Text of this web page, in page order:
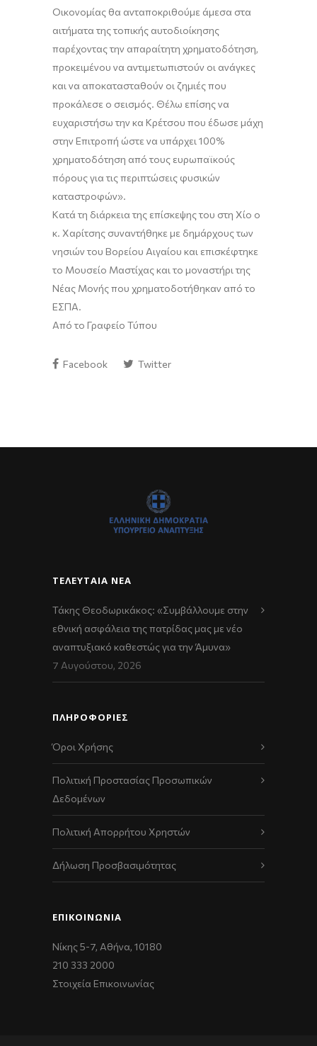
Οικονομίας θα ανταποκριθούμε άμεσα στα
αιτήματα της τοπικής αυτοδιοίκησης
παρέχοντας την απαραίτητη χρηματοδότηση,
προκειμένου να αντιμετωπιστούν οι ανάγκες
και να αποκατασταθούν οι ζημιές που
προκάλεσε ο σεισμός. Θέλω επίσης να
ευχαριστήσω την κα Κρέτσου που έδωσε μάχη
στην Επιτροπή ώστε να υπάρχει 100%
χρηματοδότηση από τους ευρωπαϊκούς
πόρους για τις περιπτώσεις φυσικών
καταστροφών».
Κατά τη διάρκεια της επίσκεψης του στη Χίο ο
κ. Χαρίτσης συναντήθηκε με δημάρχους των
νησιών του Βορείου Αιγαίου και επισκέφτηκε
το Μουσείο Μαστίχας και το μοναστήρι της
Νέας Μονής που χρηματοδοτήθηκαν από το
ΕΣΠΑ.
Από το Γραφείο Τύπου
Facebook Twitter
ΤΕΛΕΥΤΑΊΑ ΝΈΑ
Τάκης Θεοδωρικάκος: «Συμβάλλουμε στην
εθνική ασφάλεια της πατρίδας μας με νέο
αναπτυξιακό καθεστώς για την Άμυνα»
7 Αυγούστου, 2026
ΠΛΗΡΟΦΟΡΙΕΣ
Όροι Χρήσης
Πολιτική Προστασίας Προσωπικών
Δεδομένων
Πολιτική Απορρήτου Χρηστών
Δήλωση Προσβασιμότητας
ΕΠΙΚΟΙΝΩΝΊΑ
Νίκης 5-7, Αθήνα, 10180
210 333 2000
Στοιχεία Επικοινωνίας